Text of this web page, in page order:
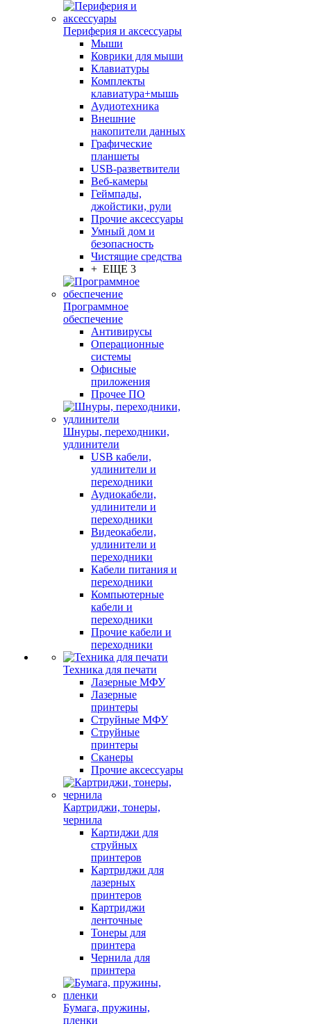
Периферия и аксессуары
Мыши
Коврики для мыши
Клавиатуры
Комплекты
клавиатура+мышь
Аудиотехника
Внешние
накопители данных
Графические
планшеты
USB-разветвители
Веб-камеры
Геймпады,
джойстики, рули
Прочие аксессуары
Умный дом и
безопасность
Чистящие средства
+ ЕЩЕ 3
Программное
обеспечение
Антивирусы
Операционные
системы
Офисные
приложения
Прочее ПО
Шнуры, переходники,
удлинители
USB кабели,
удлинители и
переходники
Аудиокабели,
удлинители и
переходники
Видеокабели,
удлинители и
переходники
Кабели питания и
переходники
Компьютерные
кабели и
переходники
Прочие кабели и
переходники
Техника для печати
Лазерные МФУ
Лазерные
принтеры
Струйные МФУ
Струйные
принтеры
Сканеры
Прочие аксессуары
Картриджи, тонеры,
чернила
Картиджи для
струйных
принтеров
Картриджи для
лазерных
принтеров
Картриджи
ленточные
Тонеры для
принтера
Чернила для
принтера
Бумага, пружины,
пленки